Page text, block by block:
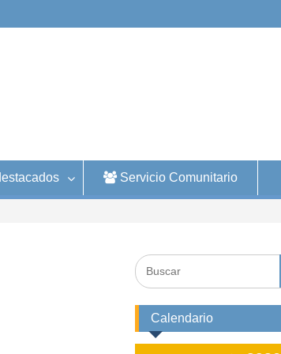
Servicio Comunitario
Search
for:
Calendario